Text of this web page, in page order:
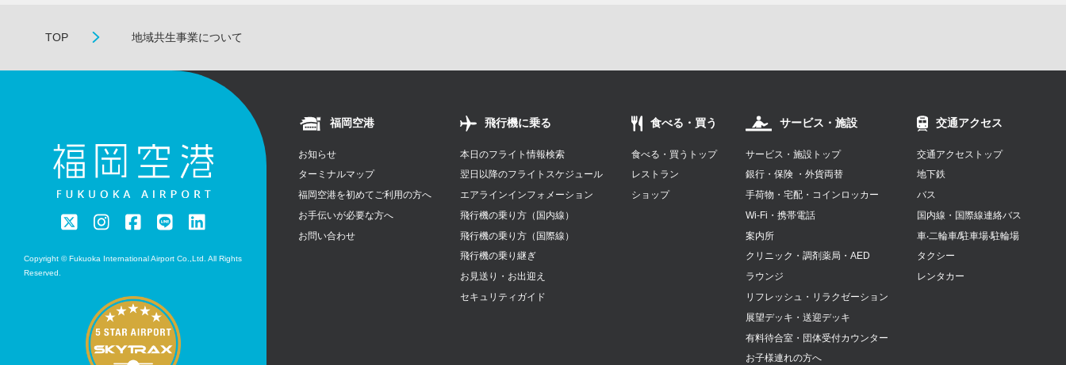
TOP 地域共生事業について
Copyright © Fukuoka International Airport Co.,Ltd. All Rights
Reserved.
福岡空港
お知らせ
ターミナルマップ
福岡空港を初めてご利用の方へ
お手伝いが必要な方へ
お問い合わせ
飛行機に乗る
本日のフライト情報検索
翌日以降のフライトスケジュール
エアラインインフォメーション
飛行機の乗り方（国内線）
飛行機の乗り方（国際線）
飛行機の乗り継ぎ
お見送り・お出迎え
セキュリティガイド
食べる・買う
食べる・買うトップ
レストラン
ショップ
サービス・施設
サービス・施設トップ
銀行・保険 ・外貨両替
手荷物・宅配・コインロッカー
Wi-Fi・携帯電話
案内所
クリニック・調剤薬局・AED
ラウンジ
リフレッシュ・リラクゼーション
展望デッキ・送迎デッキ
有料待合室・団体受付カウンター
お子様連れの方へ
交通アクセス
交通アクセストップ
地下鉄
バス
国内線・国際線連絡バス
⾞‧⼆輪⾞/駐⾞場‧駐輪場
タクシー
レンタカー